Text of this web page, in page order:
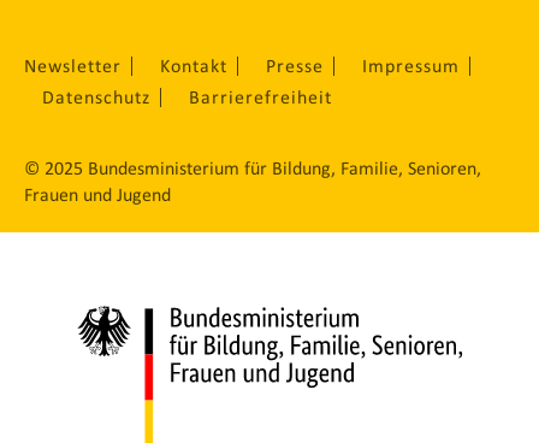
Newsletter Kontakt Presse
Impressum
Datenschutz
Barrierefreiheit
© 2025 Bundesministerium für Bildung, Familie, Senioren,
Frauen und Jugend